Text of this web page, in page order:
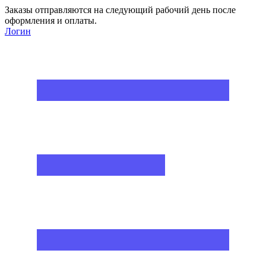
Заказы отправляются на следующий рабочий день после
оформления и оплаты.
Логин